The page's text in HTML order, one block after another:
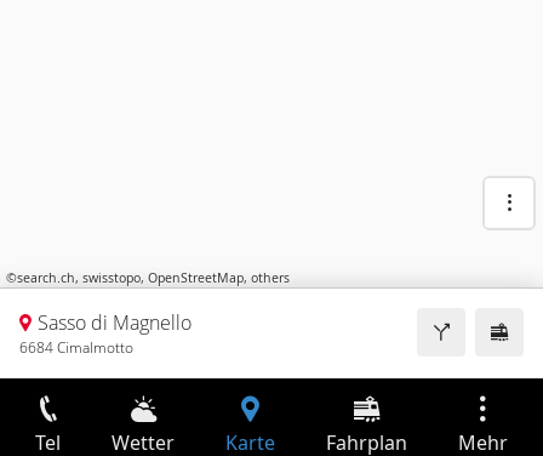
©search.ch, swisstopo, OpenStreetMap, others
Sasso di Magnello
6684 Cimalmotto
Tel Wetter Karte Fahrplan Mehr